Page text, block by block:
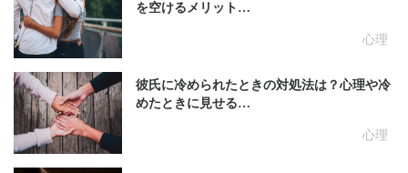
心理
を空けるメリット…
心理
彼氏に冷められたときの対処法は？心理や冷
めたときに見せる…